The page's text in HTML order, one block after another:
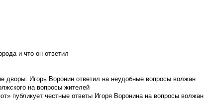
и что он ответил
дворы: Игорь Воронин ответил на неудобные вопросы волжан
на вопросы жителей
публикует честные ответы Игоря Воронина на вопросы волжан